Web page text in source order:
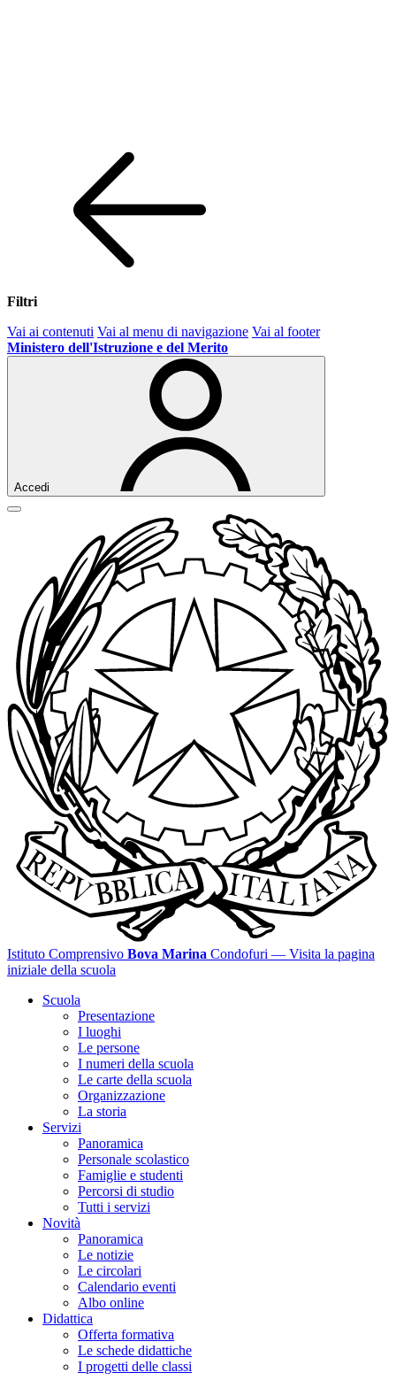
Filtri
Vai ai contenuti Vai al menu di navigazione Vai al footer
Ministero dell'Istruzione e del Merito
Accedi
Istituto Comprensivo Bova Marina Condofuri — Visita la pagina
iniziale della scuola
Scuola
Presentazione
I luoghi
Le persone
I numeri della scuola
Le carte della scuola
Organizzazione
La storia
Servizi
Panoramica
Personale scolastico
Famiglie e studenti
Percorsi di studio
Tutti i servizi
Novità
Panoramica
Le notizie
Le circolari
Calendario eventi
Albo online
Didattica
Offerta formativa
Le schede didattiche
I progetti delle classi